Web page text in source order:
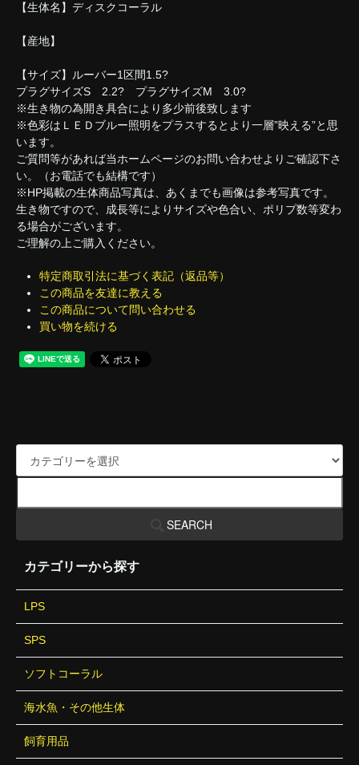
【生体名】ディスクコーラル
【産地】
【サイズ】ルーバー1区間1.5?
プラグサイズS 2.2? プラグサイズM 3.0?
※生き物の為開き具合により多少前後致します
※色彩はＬＥＤブルー照明をプラスするとより一層”映える”と思
います。
ご質問等があれば当ホームページのお問い合わせよりご確認下さ
い。（お電話でも結構です）
※HP掲載の生体商品写真は、あくまでも画像は参考写真です。
生き物ですので、成長等によりサイズや色合い、ポリプ数等変わ
る場合がございます。
ご理解の上ご購入ください。
特定商取引法に基づく表記（返品等）
この商品を友達に教える
この商品について問い合わせる
買い物を続ける
SEARCH
カテゴリーから探す
LPS
SPS
ソフトコーラル
海水魚・その他生体
飼育用品